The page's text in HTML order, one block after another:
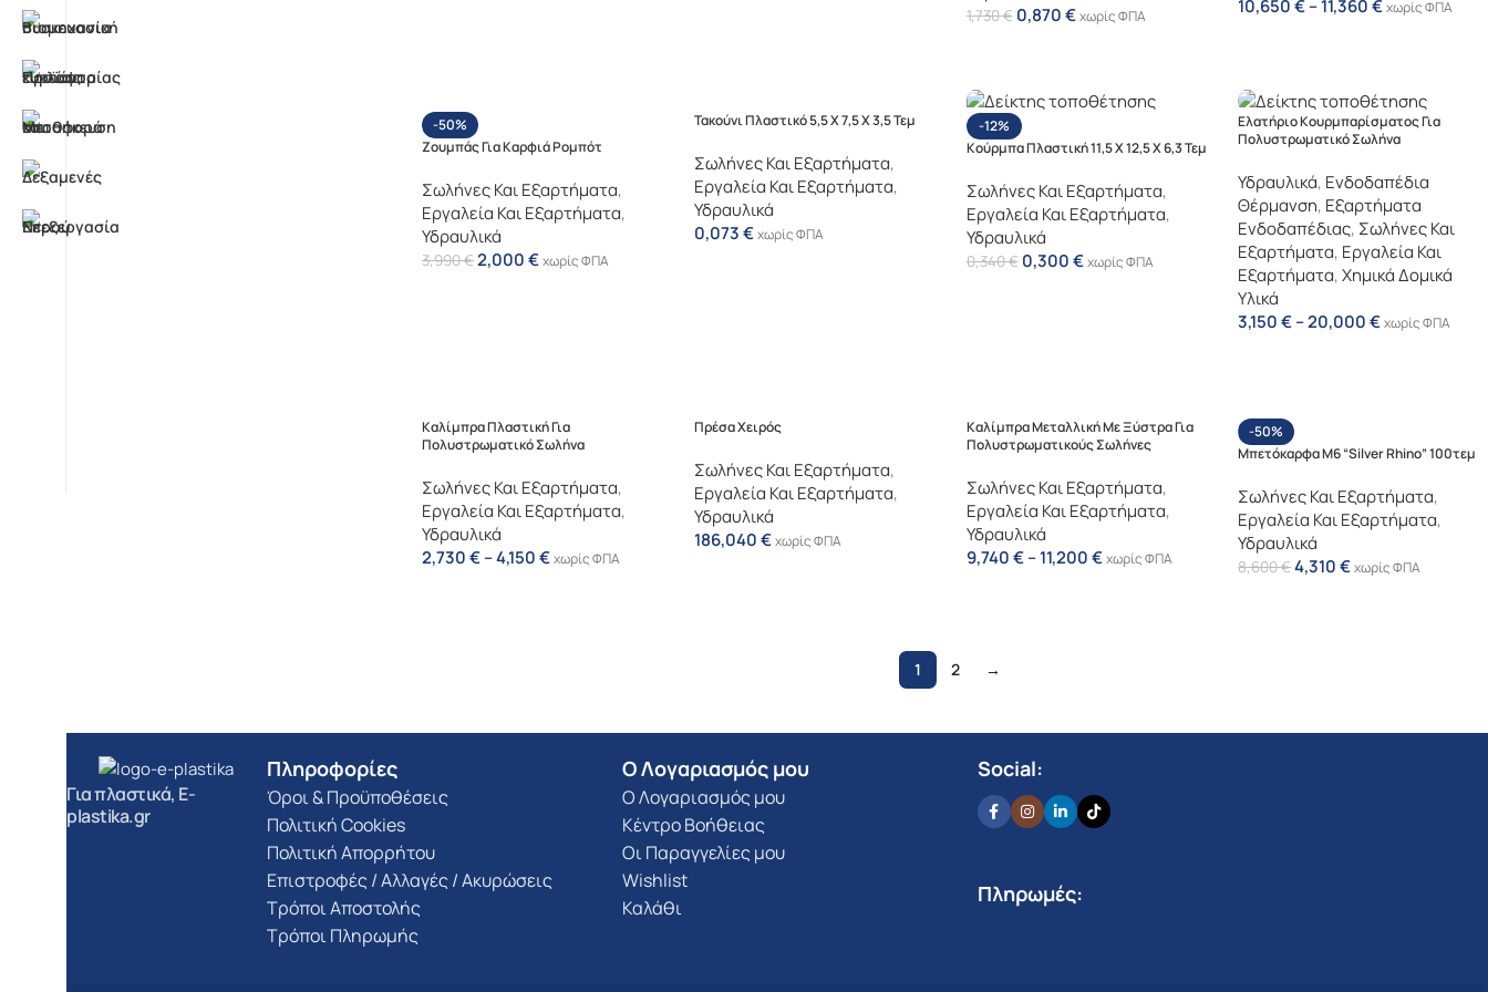
1,730€ 0,870€ χωρίς ΦΠΑ
10,650€–11,360€χωρίς ΦΠΑ
-50%
Ζουμπάς Για Καρφιά Ρομπότ
Σωλήνες Και Εξαρτήματα,
Εργαλεία Και Εξαρτήματα,
Υδραυλικά
3,990€2,000€χωρίς ΦΠΑ
Τακούνι Πλαστικό 5,5 X 7,5 X 3,5 Τεμ
Σωλήνες Και Εξαρτήματα,
Εργαλεία Και Εξαρτήματα,
Υδραυλικά
0,073€χωρίς ΦΠΑ
-12%
Κούρμπα Πλαστική 11,5 X 12,5 X 6,3 Τεμ
Σωλήνες Και Εξαρτήματα,
Εργαλεία Και Εξαρτήματα,
Υδραυλικά
0,340€ 0,300€ χωρίς ΦΠΑ
Ελατήριο Κουρμπαρίσματος Για
Πολυστρωματικό Σωλήνα
Υδραυλικά, Ενδοδαπέδια
Θέρμανση, Εξαρτήματα
Ενδοδαπέδιας, Σωλήνες Και
Εξαρτήματα, Εργαλεία Και
Εξαρτήματα, Χημικά Δομικά
Υλικά
3,150€–20,000€χωρίς ΦΠΑ
Καλίμπρα Πλαστική Για
Πολυστρωματικό Σωλήνα
Σωλήνες Και Εξαρτήματα,
Εργαλεία Και Εξαρτήματα,
Υδραυλικά
2,730€–4,150€χωρίς ΦΠΑ
Πρέσα Χειρός
Σωλήνες Και Εξαρτήματα,
Εργαλεία Και Εξαρτήματα,
Υδραυλικά
186,040€χωρίς ΦΠΑ
Καλίμπρα Μεταλλική Με Ξύστρα Για
Πολυστρωματικούς Σωλήνες
Σωλήνες Και Εξαρτήματα,
Εργαλεία Και Εξαρτήματα,
Υδραυλικά
9,740€ – 11,200€ χωρίς ΦΠΑ
-50%
Μπετόκαρφα Μ6 “Silver Rhino” 100τεμ
Σωλήνες Και Εξαρτήματα,
Εργαλεία Και Εξαρτήματα,
Υδραυλικά
8,600€4,310€χωρίς ΦΠΑ
1 2 →
Για πλαστικά, E-
plastika.gr
Πληροφορίες
Όροι & Προϋποθέσεις
Πολιτική Cookies
Πολιτική Απορρήτου
Επιστροφές / Αλλαγές / Ακυρώσεις
Τρόποι Αποστολής
Τρόποι Πληρωμής
Ο Λογαριασμός μου
Ο Λογαριασμός μου
Κέντρο Βοήθειας
Οι Παραγγελίες μου
Wishlist
Καλάθι
Social:
Πληρωμές: